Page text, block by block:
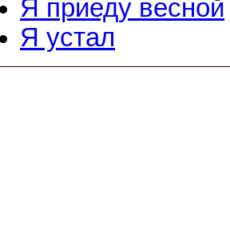
Я приеду весной
Я устал